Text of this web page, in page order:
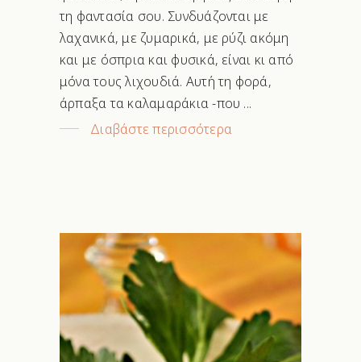
τη φαντασία σου. Συνδυάζονται με
λαχανικά, με ζυμαρικά, με ρύζι ακόμη
και με όσπρια και φυσικά, είναι κι από
μόνα τους λιχουδιά. Αυτή τη φορά,
άρπαξα τα καλαμαράκια -που
Διαβάστε περισσότερα